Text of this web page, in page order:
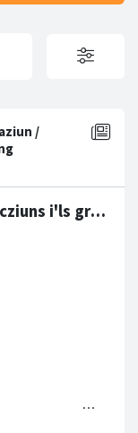
Publicaziun ufficiala - re- ed elecziuns i'ls gremis cumünals - 2026